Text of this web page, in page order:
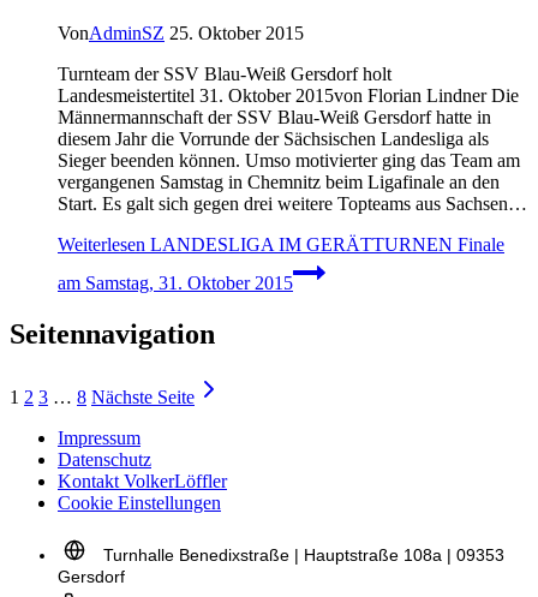
VonAdminSZ 25. Oktober 2015
Turnteam der SSV Blau-Weiß Gersdorf holt
Landesmeistertitel 31. Oktober 2015von Florian Lindner Die
Männermannschaft der SSV Blau-Weiß Gersdorf hatte in
diesem Jahr die Vorrunde der Sächsischen Landesliga als
Sieger beenden können. Umso motivierter ging das Team am
vergangenen Samstag in Chemnitz beim Ligafinale an den
Start. Es galt sich gegen drei weitere Topteams aus Sachsen…
Weiterlesen LANDESLIGA IM GERÄTTURNEN Finale
am Samstag, 31. Oktober 2015
Seitennavigation
1 2 3 … 8 Nächste Seite
Impressum
Datenschutz
Kontakt VolkerLöffler
Cookie Einstellungen
Turnhalle Benedixstraße | Hauptstraße 108a | 09353
Gersdorf